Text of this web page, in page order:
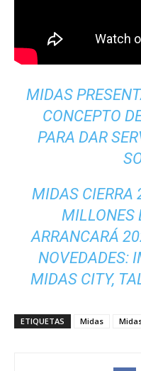
MIDAS
CONCEPTO
PARA DAR
MIDAS CIERRA
MILLONES
ARRANCARÁ
NOVEDADES:
MIDAS CITY,
ETIQUETAS Midas